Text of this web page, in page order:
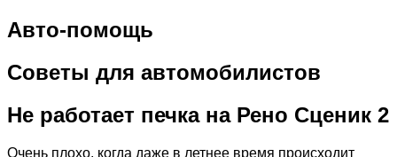
Авто-помощь
Советы для автомобилистов
Не работает печка на Рено Сценик 2
Очень плохо, когда даже в летнее время происходит